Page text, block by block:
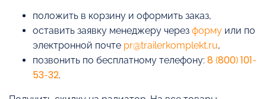
положить в корзину и оформить заказ,
оставить заявку менеджеру через форму или по
электронной почте pr@trailerkomplekt.ru,
позвонить по бесплатному телефону: 8 (800) 101-
53-32.